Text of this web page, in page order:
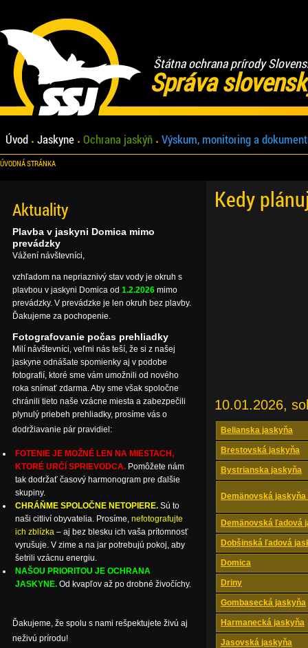
Štátna ochrana prírody
Správa
Úvod Jaskyne Ochrana jaskýň Výskum, monitoring a
ÚVODNÁ STRÁNKA
Kedy
10.01.2026,
Belianska jaskyňa
Brestovská jaskyňa
Bystrianska jaskyňa
Demänovská
Demänovská ľadová
Dobšinská ľadová
Domica
Driny
Gombasecká jaskyňa
Harmanecká jaskyňa
Jasovská jaskyňa
Aktuality
Plavba v jaskyni Domica mimo
prevádzky
Vážení návštevníci,
vzhľadom na nepriaznivý stav vody je okruh s
plavbou v jaskyni Domica od 1.2.2026 mimo
prevádzky. V prevádzke je len okruh bez plavby.
Ďakujeme za pochopenie.
Fotografovanie počas prehliadky
Milí návštevníci, veľmi nás teší, že si z našej
jaskyne odnášate spomienky aj v podobe
fotografií, ktoré sme vám umožnili od nového
roka snímať zdarma. Aby sme však spoločne
chránili tieto naše vzácne miesta a zabezpečili
plynulý priebeh prehliadky, prosíme vás o
dodržiavanie pár pravidiel:
FOTENIE JE MOŽNÉ LEN NA MIESTACH,
KTORÉ URČÍ SPRIEVODCA. Pomôžete nám
tak dodržať časový harmonogram pre ďalšie
skupiny.
CHRÁŇME SPOLOČNE NETOPIERE. Sú to
naši citliví obyvatelia. Prosíme, nefotografujte
ich zblízka – aj bez blesku ich vaša prítomnosť
vyrušuje. V zime a na jar potrebujú pokoj, aby
šetrili vzácnu energiu.
NAŠOU PRIORITOU JE OCHRANA
JASKYNE. Od kvapľov až po drobné živočíchy.
Ďakujeme, že spolu s nami rešpektujete živú aj
neživú prírodu!